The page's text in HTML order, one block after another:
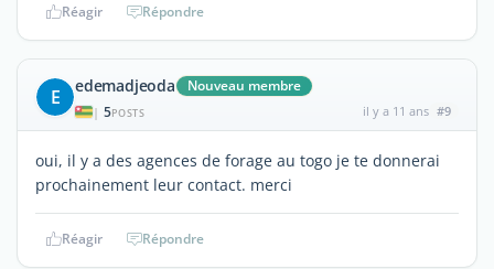
Réagir Répondre
E edemadjeoda Nouveau membre
| 5POSTS il y a 11 ans #9
oui, il y a des agences de forage au togo je te donnerai
prochainement leur contact. merci
Réagir Répondre